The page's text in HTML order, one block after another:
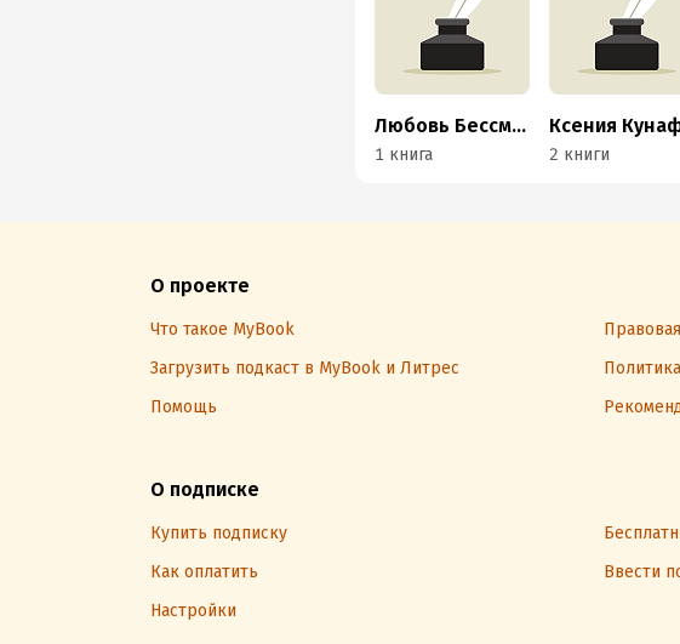
Любовь Бессмертная
1 книга 2 книги
О проекте
Что такое MyBook
Загрузить подкаст в MyBook и Литрес
Помощь
О подписке
Купить подписку
Как оплатить
Ввести
Настройки